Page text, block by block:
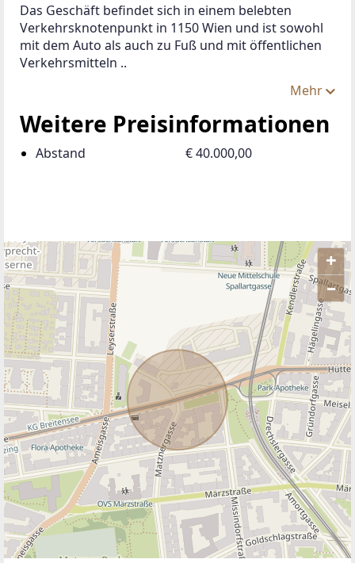
Das Geschäft befindet sich in einem belebten
Verkehrsknotenpunkt in 1150 Wien und ist sowohl
mit dem Auto als auch zu Fuß und mit öffentlichen
Verkehrsmitteln ..
Mehr
Weitere Preisinformationen
Abstand € 40.000,00
+
–
ANBIETER KONTAKTIEREN